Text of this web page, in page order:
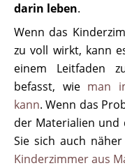
darin leben.
Wenn das
zu voll wirkt, kann
einem Leitfaden
befasst, wie man
kann. Wenn das
der Materialien und
Sie sich auch
Kinderzimmer aus